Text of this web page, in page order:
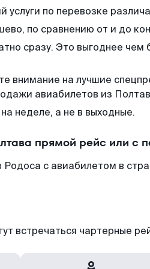
услуги по перевозке
по сравнению от и до
сразу. Это выгоднее
внимание на лучшие
авиабилетов из
неделе, а не в выходные.
прямой рейс или с
с авиабилетом в
встречаться чартерные